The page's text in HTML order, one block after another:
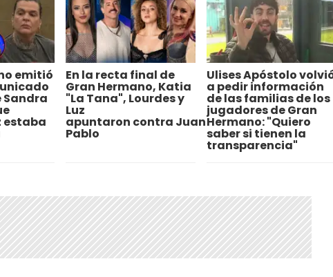
emitió
Sandra
estaba
En la recta final de
Gran Hermano, Katia
"La Tana", Lourdes y
Luz
apuntaron contra Juan
Pablo
Ulises Apóstolo
a pedir información
de las familias de los
jugadores de Gran
Hermano: "Quiero
saber si tienen la
transparencia"